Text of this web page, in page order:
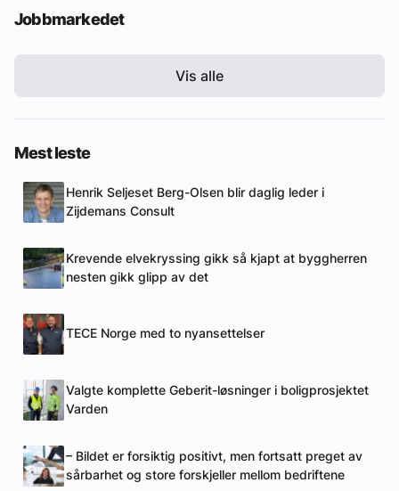
Jobbmarkedet
Vis alle
Mest leste
Henrik Seljeset Berg-Olsen blir daglig leder i
Zijdemans Consult
Krevende elvekryssing gikk så kjapt at byggherren
nesten gikk glipp av det
TECE Norge med to nyansettelser
Valgte komplette Geberit-løsninger i boligprosjektet
Varden
– Bildet er forsiktig positivt, men fortsatt preget av
sårbarhet og store forskjeller mellom bedriftene